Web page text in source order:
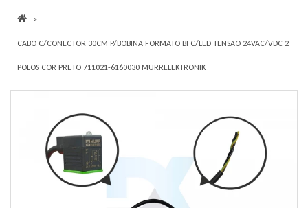
CABO C/CONECTOR 30CM P/BOBINA FORMATO BI C/LED TENSAO 24VAC/VDC 2
POLOS COR PRETO 711021-6160030 MURRELEKTRONIK